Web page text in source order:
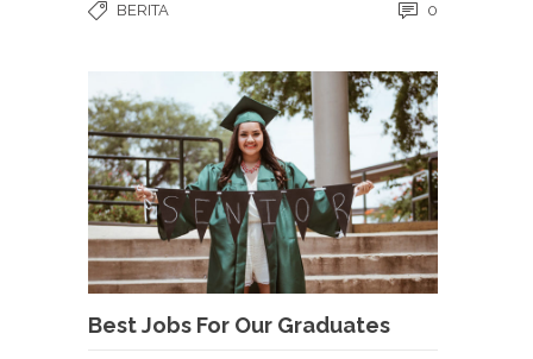
BERITA 0
Best Jobs For Our Graduates